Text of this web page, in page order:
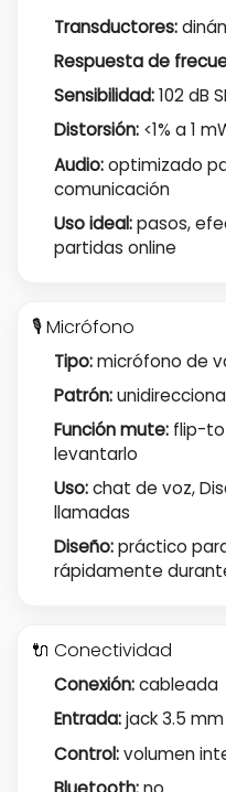
Transductores:
Respuesta de
Sensibilidad:102 dB
Distorsión:<1% a 1
Audio:optimizado
comunicación
Uso ideal:pasos,
partidas online
🎙️ Micrófono
Tipo:micrófono de
Patrón:
Función mute:flip-
levantarlo
Uso:chat de voz,
llamadas
Diseño:práctico
rápidamente
🔌 Conectividad
Conexión:cableada
Entrada:jack 3.5 mm
Control:volumen